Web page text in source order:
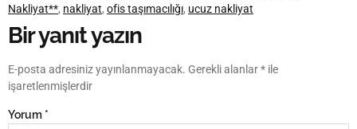
Nakliyat**, nakliyat, ofis taşımacılığı, ucuz nakliyat
Bir yanıt yazın
E-posta adresiniz yayınlanmayacak. Gerekli alanlar* ile
işaretlenmişlerdir
Yorum *